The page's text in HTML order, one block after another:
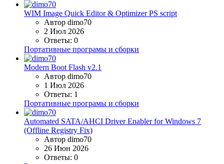
WIM Image Quick Editor & Optimizer PS script
Автор dimo70
2 Июл 2026
Ответы: 0
Портативные програмы и сборки
Modern Boot Flash v2.1
Автор dimo70
1 Июл 2026
Ответы: 1
Портативные програмы и сборки
Automated SATA/AHCI Driver Enabler for Windows 7
(Offline Registry Fix)
Автор dimo70
26 Июн 2026
Ответы: 0